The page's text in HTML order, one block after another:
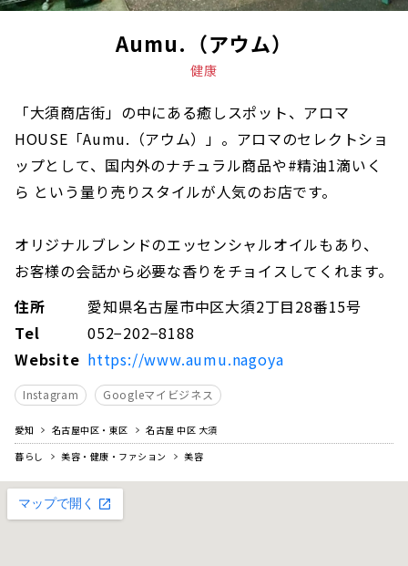
Aumu.（アウム）
健康
「大須商店街」の中にある癒しスポット、アロマ
HOUSE「Aumu.（アウム）」。アロマのセレクトショ
ップとして、国内外のナチュラル商品や#精油1滴いく
ら という量り売りスタイルが人気のお店です。
オリジナルブレンドのエッセンシャルオイルもあり、
お客様の会話から必要な香りをチョイスしてくれます。
住所
愛知県名古屋市中区大須2丁目28番15号
Tel
052−202−8188
Website https://www.aumu.nagoya
Instagram Googleマイビジネス
愛知 名古屋中区・東区
名古屋 中区 大須
暮らし
美容・健康・ファション 美容